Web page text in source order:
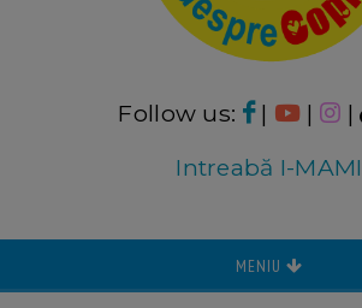
Follow us: | | |
Intreabă I-MAMI
MENIU